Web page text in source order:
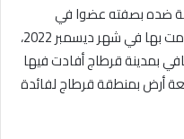
ضده بصفته عضوا في
المجلس البلدي بجهة قرطاج والتى تقدمت بها في شهر ديسمبر 2022،
بمدينة قرطاج أفادت فيها
أرض بمنطقة قرطاج لفائدة